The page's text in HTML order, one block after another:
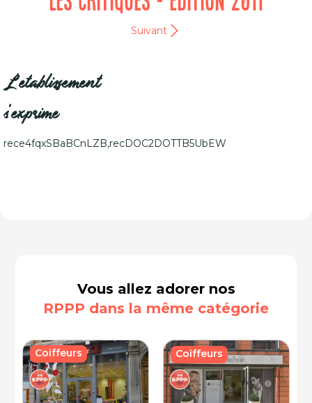
Suivant
L'établissement
s'exprime
rece4fqxSBaBCnLZB,recDOC2DOTTB5UbEW
Vous allez adorer nos
RPPP dans la même catégorie
Coiffeurs Coiffeurs